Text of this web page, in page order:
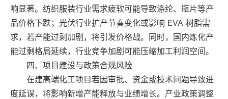
响显著。纺织服装行业需求疲软可能导致涤纶、瓶片等产
品价格下跌；光伏行业扩产节奏变化或影响 EVA 树脂需
求，若产能过剩加剧，将引发价格战。同时，国内炼化产
能过剩格局延续，行业竞争加剧可能压缩加工利润空间。
四、项目建设与政策合规风险
在建高端化工项目若因审批、资金或技术问题导致进
度延误，将影响新增产能释放与业绩增长。产业政策调整